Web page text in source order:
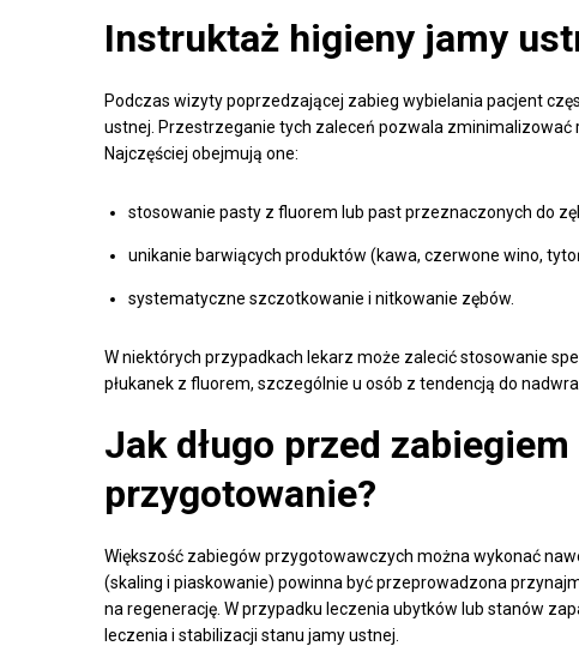
Instruktaż higieny jamy
Podczas wizyty poprzedzającej zabieg wybielania pacjent
ustnej. Przestrzeganie tych zaleceń pozwala zminimalizować
Najczęściej obejmują one:
stosowanie pasty z fluorem lub past przeznaczonych do
unikanie barwiących produktów (kawa, czerwone wino,
systematyczne szczotkowanie i nitkowanie zębów.
W niektórych przypadkach lekarz może zalecić stosowanie
płukanek z fluorem, szczególnie u osób z tendencją do
Jak długo przed
przygotowanie?
Większość zabiegów przygotowawczych można wykonać
(skaling i piaskowanie) powinna być przeprowadzona
na regenerację. W przypadku leczenia ubytków lub stanów
leczenia i stabilizacji stanu jamy ustnej.